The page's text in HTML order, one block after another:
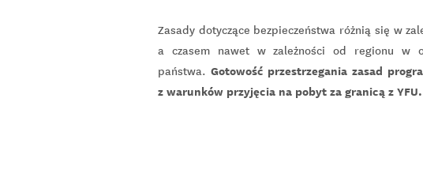
Zasady dotyczące bezpieczeństwa różnią się w
a czasem nawet w zależności od regionu w
państwa. Gotowość przestrzegania zasad
z warunków przyjęcia na pobyt za granicą z YFU.